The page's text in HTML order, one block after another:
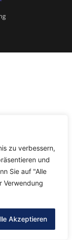
zu verbessern,
und
Sie auf "Alle
Verwendung
Akzeptieren